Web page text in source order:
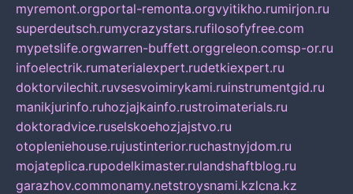
myremont.orgportal-remonta.orgvyitikho.rumirjon.ru
superdeutsch.rumycrazystars.rufilosofyfree.com
mypetslife.orgwarren-buffett.orggreleon.comsp-or.ru
infoelectrik.rumaterialexpert.rudetkiexpert.ru
doktorvilechit.ruvsesvoimirykami.ruinstrumentgid.ru
manikjurinfo.ruhozjajkainfo.rustroimaterials.ru
doktoradvice.ruselskoehozjajstvo.ru
otopleniehouse.rujustinterior.ruchastnyjdom.ru
mojateplica.rupodelkimaster.rulandshaftblog.ru
garazhov.commonamy.netstroysnami.kzlcna.kz